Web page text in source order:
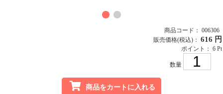
商品コード： 006306
販売価格(税込)： 616 円
ポイント： 6 Pt
数量
商品をカートに入れる